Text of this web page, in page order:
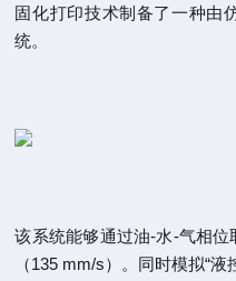
固化打印技术制备了一种由
统。
该系统能够通过油-水-气相
（135 mm/s）。同时模拟“